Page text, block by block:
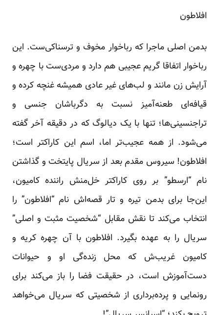
افلاطون
بدمن اصلی ماجرا که رباخوار مخوف و ترسناکی‌ست. این
رباخوار اتفاقا گریم عجیبی هم دارد و مردی‌ست با چهره و
آرایش زن مانند و لب‌های غیر عادی همیشه غنچه کرده و
قیافه‌ای طعنه‌آمیز نسبت به دگرباشان جنسی و
تراجنسینی‌ها؛ تنها با یک دیالوگ که در دقیقه آخر گفته
می‌شود. از همه عجیب‌تر اما، اسم این کاراکتر است؛
افلاطون! سیروس مقدم بعد از سریال پایتخت و گذاشتن
نام “ارسطو” بر روی کاراکتر خل‌منش راننده کامیون،
این‌جا برای بدمن تیره و تار قصه‌اش نام “افلاطون” را
انتخاب می‌کند تا نقش مقابل “شخصیت مثبت و اصلی”
سریال را به عهده بگیرد. افلاطون با آن چهره کریه و
کامیون غریب‌ش که محل زنده‌گی او و حیوانات
دست‌آموزش است، در حقیقت فضا را باز می‌کند برای
رونمایی و پرده‌برداری از شخصیتی که سریال می‌خواهد